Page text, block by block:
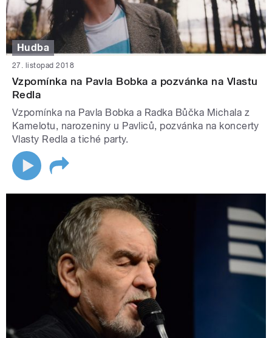
Hudba
27. listopad 2018
Vzpomínka na Pavla Bobka a pozvánka na Vlastu
Redla
Vzpomínka na Pavla Bobka a Radka Bůčka Michala z
Kamelotu, narozeniny u Pavliců, pozvánka na koncerty
Vlasty Redla a tiché party.